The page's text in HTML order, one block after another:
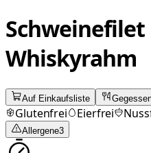
Schweinefilet
Whiskyrahm
Auf Einkaufsliste
Glutenfrei Eierfrei
Allergene3